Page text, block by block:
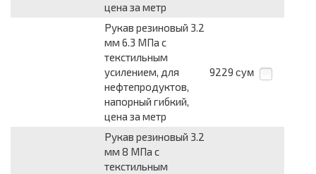
цена за метр
Рукав резиновый 3.2
мм 6.3 МПа с
текстильным
усилением, для
нефтепродуктов,
напорный гибкий,
цена за метр
9229 сум
Рукав резиновый 3.2
мм 8 МПа с
текстильным